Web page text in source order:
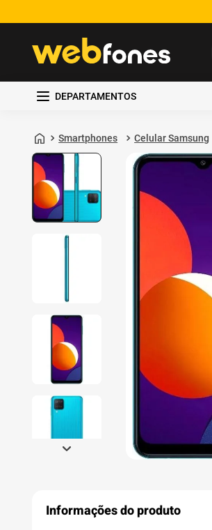
DEPARTAMENTOS
Smartphones Celular Samsung
Informações do produto